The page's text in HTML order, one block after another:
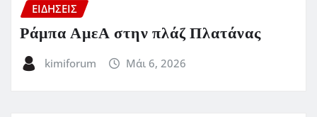
ΕΙΔΗΣΕΙΣ
Ράμπα ΑμεΑ στην πλάζ Πλατάνας
kimiforum Μάι 6, 2026